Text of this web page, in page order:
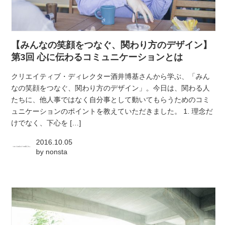
【みんなの笑顔をつなぐ、関わり方のデザイン】
第3回 心に伝わるコミュニケーションとは
クリエイティブ・ディレクター酒井博基さんから学ぶ、「みん
なの笑顔をつなぐ、関わり方のデザイン」。今日は、関わる人
たちに、他人事ではなく自分事として動いてもらうためのコミ
ュニケーションのポイントを教えていただきました。 1. 理念だ
けでなく、下心を […]
2016.10.05
by nonsta